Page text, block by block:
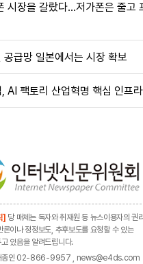
시장을 갈랐다…저가폰은 줄고
급망 일본에서는 시장 확보
AI 팩토리 산업혁명 핵심 인프
] 당 매체는 독자와 취재원 등 뉴스이용자의 권
론이나 정정보도, 추후보도를 요청할 수 있는
있음을 알려드립니다.
종인 02-866-9957 , news@e4ds.com